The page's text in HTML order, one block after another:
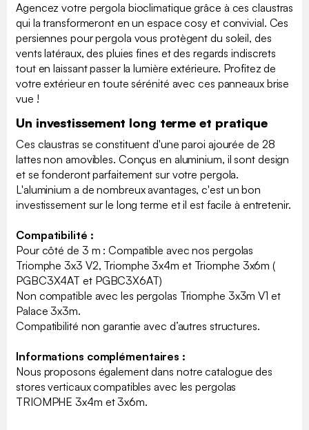
Agencez votre pergola bioclimatique grâce à ces claustras
qui la transformeront en un espace cosy et convivial. Ces
persiennes pour pergola vous protègent du soleil, des
vents latéraux, des pluies fines et des regards indiscrets
tout en laissant passer la lumière extérieure. Profitez de
votre extérieur en toute sérénité avec ces panneaux brise
vue !
Un investissement long terme et pratique
Ces claustras se constituent d'une paroi ajourée de 28
lattes non amovibles. Conçus en aluminium, il sont design
et se fonderont parfaitement sur votre pergola.
L'aluminium a de nombreux avantages, c'est un bon
investissement sur le long terme et il est facile à entretenir.
Compatibilité :
Pour côté de 3 m : Compatible avec nos pergolas
Triomphe 3x3 V2, Triomphe 3x4m et Triomphe 3x6m (
PGBC3X4AT et PGBC3X6AT)
Non compatible avec les pergolas Triomphe 3x3m V1 et
Palace 3x3m.
Compatibilité non garantie avec d’autres structures.
Informations complémentaires :
Nous proposons également dans notre catalogue des
stores verticaux compatibles avec les pergolas
TRIOMPHE 3x4m et 3x6m.